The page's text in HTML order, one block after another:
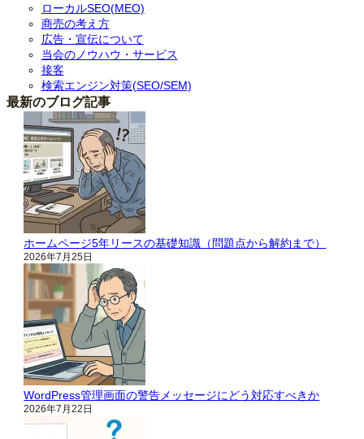
ローカルSEO(MEO)
商売の考え方
広告・宣伝について
当会のノウハウ・サービス
接客
検索エンジン対策(SEO/SEM)
最新のブログ記事
ホームページ5年リースの基礎知識（問題点から解約まで）
2026年7月25日
WordPress管理画面の警告メッセージにどう対応すべきか
2026年7月22日